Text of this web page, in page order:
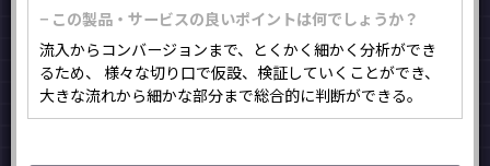
− この製品・サービスの良いポイントは何でしょうか？
流入からコンバージョンまで、とくかく細かく分析ができ
るため、 様々な切り口で仮設、検証していくことができ、
大きな流れから細かな部分まで総合的に判断ができる。